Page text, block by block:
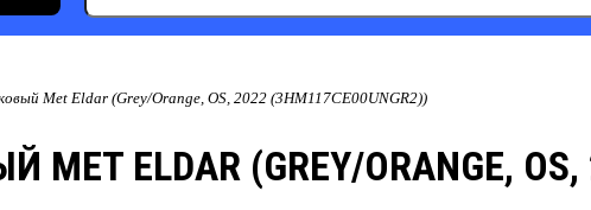
Met Eldar (Grey/Orange, OS, 2022 (3HM117CE00UNGR2))
ELDAR (GREY/ORANGE, OS,